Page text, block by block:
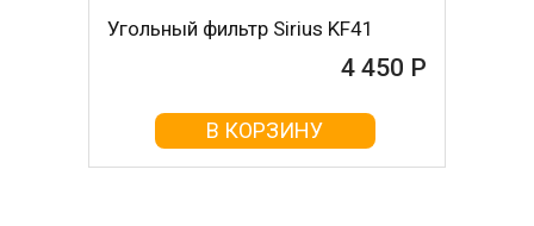
Угольный фильтр Sirius KF41
4 450 Р
В КОРЗИНУ